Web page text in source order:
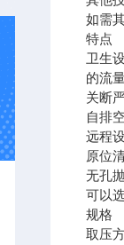
如需
特点
卫生
的流
关断
自排
远程
原位
无孔
可以
规格
取压